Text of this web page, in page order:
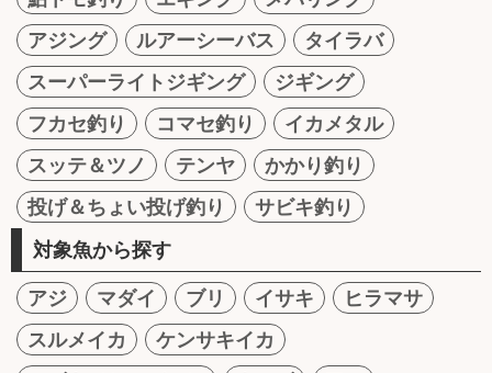
アジング
ルアーシーバス
タイラバ
スーパーライトジギング
ジギング
フカセ釣り
コマセ釣り
イカメタル
スッテ＆ツノ
テンヤ
かかり釣り
投げ＆ちょい投げ釣り
サビキ釣り
対象魚から探す
アジ マダイ ブリ イサキ
ヒラマサ
スルメイカ
ケンサキイカ